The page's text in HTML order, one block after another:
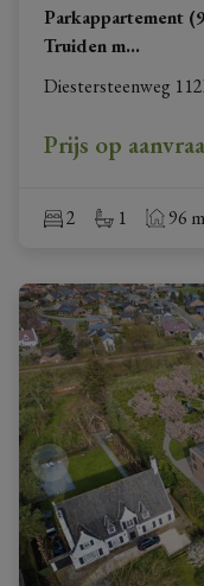
Parkappartement
Truiden m...
Diestersteenweg
Prijs op
2 1 96